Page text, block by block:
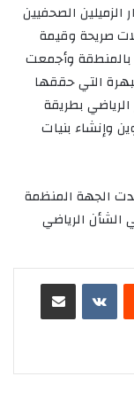
الزميلين الصحفيين
صريحة وقيمة
بالمنطقة وأجمعت
التي حققها
بطريقة
وإنشاء بنيات
الجهة المنظمة
الشأن الرياضي